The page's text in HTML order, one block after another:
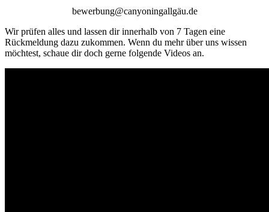
bewerbung@canyoningallgäu.de
Wir prüfen alles und lassen dir innerhalb von 7 Tagen eine
Rückmeldung dazu zukommen. Wenn du mehr über uns wissen
möchtest, schaue dir doch gerne folgende Videos an.